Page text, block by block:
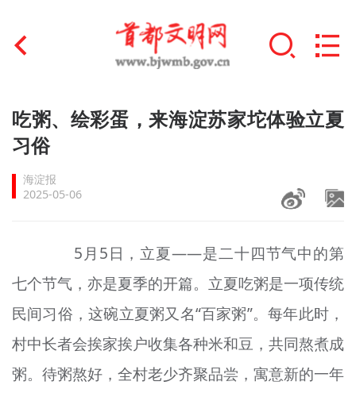
首页
文明创建
文明实践
未成年人思想道德建设
榜样人物
+
身边好人
文明评论
吃粥、绘彩蛋，来海淀苏家坨体验立夏
习俗
海淀报
2025-05-06
5月5日，立夏——是二十四节气中的第
七个节气，亦是夏季的开篇。立夏吃粥是一项传统
民间习俗 ，这碗立夏粥又名“百家粥”。每年此时，
村中长者会挨家挨户收集各种米和豆，共同熬煮成
粥。待粥熬好，全村老少齐聚品尝，寓意新的一年